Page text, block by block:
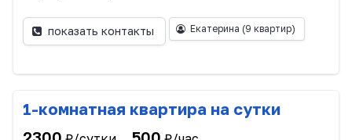
показать контакты Екатерина (9 квартир)
1-комнатная квартира на сутки